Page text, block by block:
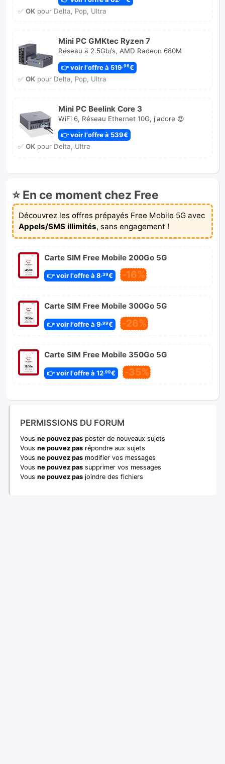
✅ OKpour Delta, Pop, Ultra
Mini PC GMKtec Ryzen 7
Réseau à 2.5Gb/s, AMD Radeon 680M
👉 voir l'offre à 519,96€
✅ OKpour Delta, Pop, Ultra
Mini PC Beelink Core 3
WiFi 6, Réseau Ethernet 10G, j'adore 😍
👉 voir l'offre à 539€
✅ OKpour Delta, Ultra
⭐ En ce moment chez Free
Découvrez les offres prépayés Free Mobile 5G avec
Appels/SMS illimités, sans engagement !
Carte SIM Free Mobile 200Go 5G
👉 voir l'offre à 8 ,39€ -16%
Carte SIM Free Mobile 300Go 5G
👉 voir l'offre à 9 ,99€ -26%
Carte SIM Free Mobile 350Go 5G
👉 voir l'offre à 12,99€ -35%
PERMISSIONS DU FORUM
Vous ne pouvez pas poster de nouveaux sujets
Vous ne pouvez pas répondre aux sujets
Vous ne pouvez pas modifier vos messages
Vous ne pouvez pas supprimer vos messages
Vous ne pouvez pas joindre des fichiers